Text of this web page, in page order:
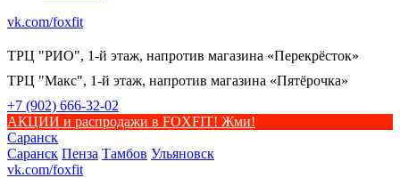
vk.com/foxfit
ТРЦ "РИО", 1-й этаж, напротив магазина «Перекрёсток»
ТРЦ "Макс", 1-й этаж, напротив магазина «Пятёрочка»
+7 (902) 666-32-02
АКЦИИ и распродажи в FOXFIT! Жми!
Саранск
Саранск Пенза Тамбов Ульяновск
vk.com/foxfit